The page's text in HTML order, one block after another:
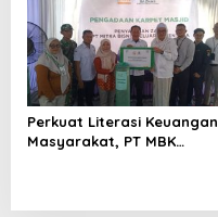
Perkuat Literasi Keuangan
Masyarakat, PT MBK